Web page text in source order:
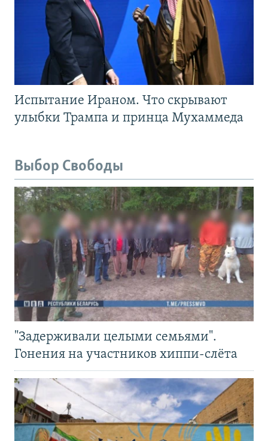
Испытание Ираном. Что скрывают
улыбки Трампа и принца Мухаммеда
Выбор Свободы
"Задерживали целыми семьями".
Гонения на участников хиппи-слёта